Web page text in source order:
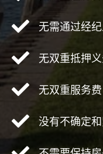
无需通过经
无双重抵押
无双重服务费
没有不确定